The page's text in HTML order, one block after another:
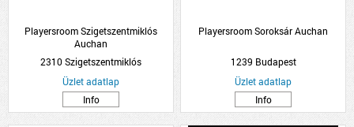
Playersroom Szigetszentmiklós
Auchan
2310 Szigetszentmiklós
Üzlet adatlap
Info
Playersroom Soroksár Auchan
1239 Budapest
Üzlet adatlap
Info